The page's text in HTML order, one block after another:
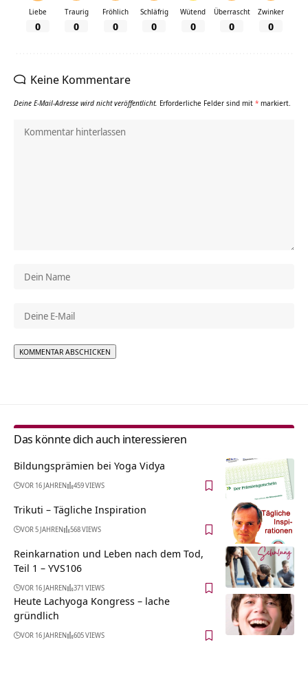
Liebe
0
Traurig
0
Fröhlich
0
Schläfrig
0
Wütend
0
Überrascht
0
Zwinker
0
Keine Kommentare
Deine E-Mail-Adresse wird nicht veröffentlicht. Erforderliche Felder sind mit * markiert.
Das könnte dich auch interessieren
Bildungsprämien bei Yoga Vidya
VOR 16 JAHREN 459 VIEWS
Trikuti – Tägliche Inspiration
VOR 5 JAHREN 568 VIEWS
Reinkarnation und Leben nach dem Tod,
Teil 1 – YVS106
VOR 16 JAHREN 371 VIEWS
Heute Lachyoga Kongress – lache
gründlich
VOR 16 JAHREN 605 VIEWS